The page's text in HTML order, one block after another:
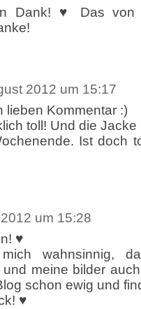
Dank! ♥ Das von
2012 um 15:17
lieben Kommentar :)
toll! Und die Jacke
Ist doch
um 15:28
♥
wahnsinnig,
meine bilder
schon ewig und
♥